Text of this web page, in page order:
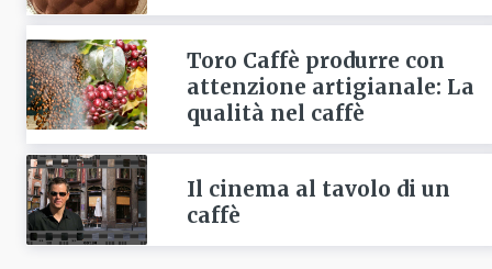
Toro Caffè produrre con
attenzione artigianale: La
qualità nel caffè
Il cinema al tavolo di un
caffè